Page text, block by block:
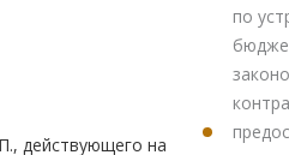
действующего на
по